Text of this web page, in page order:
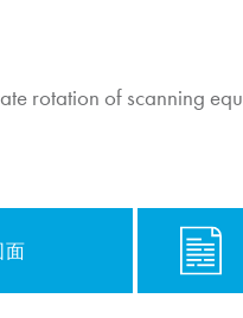
rotation of scanning
面